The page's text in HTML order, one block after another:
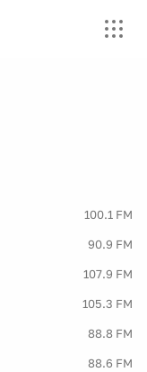
100.1 FM
90.9 FM
107.9 FM
105.3 FM
88.8 FM
88.6 FM